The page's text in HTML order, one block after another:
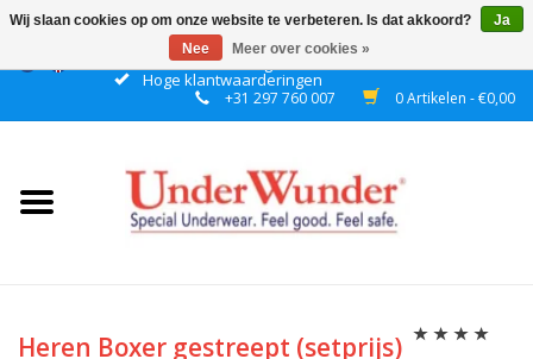
Gratis verzending boven € 50 binnen NL
Hoge klantwaarderingen
+31 297 760 007 0 Artikelen - €0,00
Home
Heren Boxer gestreept (setprijs)
Wij slaan cookies op om onze website te verbeteren. Is dat akkoord?
Ja
Nee
Meer over cookies »